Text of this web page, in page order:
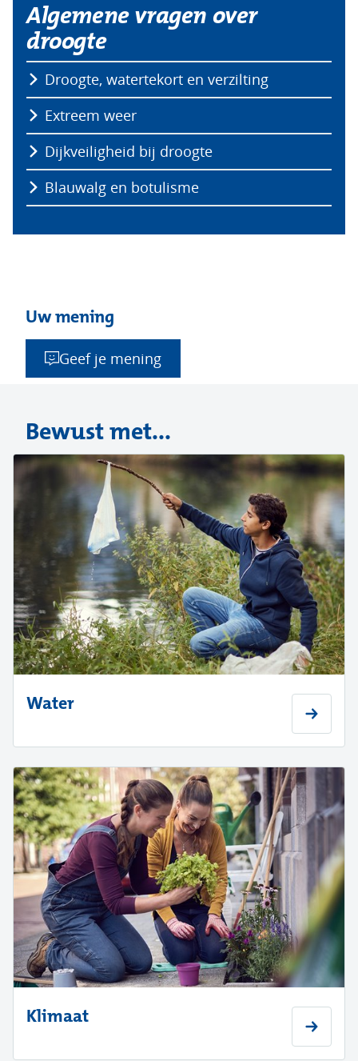
Algemene vragen over
droogte
Droogte, watertekort en verzilting
Extreem weer
Dijkveiligheid bij droogte
Blauwalg en botulisme
Uw mening
Geef je mening
Bewust met...
Water
Klimaat